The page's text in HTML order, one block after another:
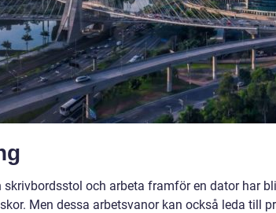
skrivbordsstol och arbeta framför en dator har
Men dessa arbetsvanor kan också leda till